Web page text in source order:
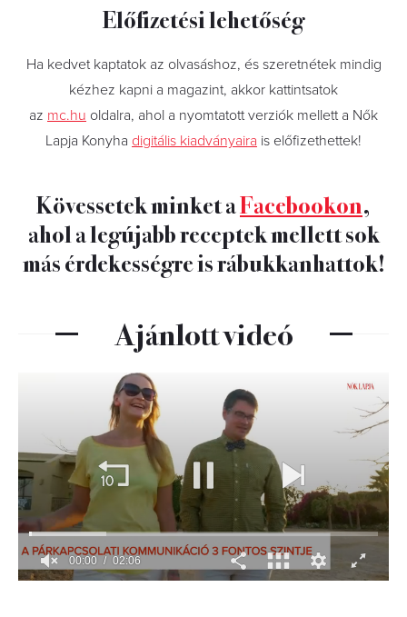
Előfizetési lehetőség
Ha kedvet kaptatok az olvasáshoz, és szeretnétek mindig
kézhez kapni a magazint, akkor kattintsatok
az mc.hu oldalra, ahol a nyomtatott verziók mellett a Nők
Lapja Konyha digitális kiadványaira is előfizethettek!
Kövessetek minket aFacebookon,
ahol a legújabb receptek mellett sok
más érdekességre is rábukkanhattok!
Ajánlott videó
00:01 02:06